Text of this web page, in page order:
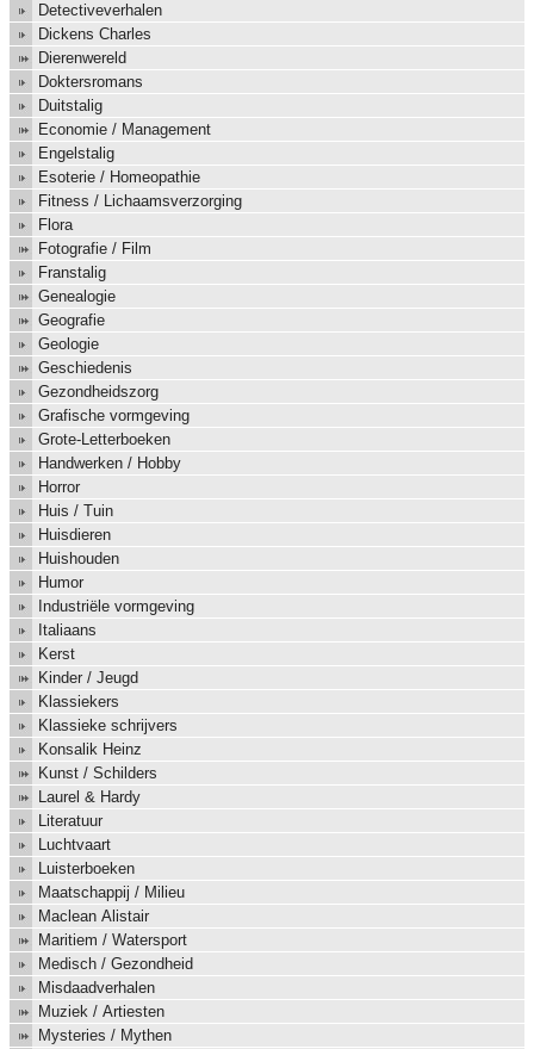
Detectiveverhalen
Dickens Charles
Dierenwereld
Doktersromans
Duitstalig
Economie / Management
Engelstalig
Esoterie / Homeopathie
Fitness / Lichaamsverzorging
Flora
Fotografie / Film
Franstalig
Genealogie
Geografie
Geologie
Geschiedenis
Gezondheidszorg
Grafische vormgeving
Grote-Letterboeken
Handwerken / Hobby
Horror
Huis / Tuin
Huisdieren
Huishouden
Humor
Industriële vormgeving
Italiaans
Kerst
Kinder / Jeugd
Klassiekers
Klassieke schrijvers
Konsalik Heinz
Kunst / Schilders
Laurel & Hardy
Literatuur
Luchtvaart
Luisterboeken
Maatschappij / Milieu
Maclean Alistair
Maritiem / Watersport
Medisch / Gezondheid
Misdaadverhalen
Muziek / Artiesten
Mysteries / Mythen